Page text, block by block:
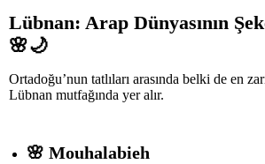
Lübnan: Arap Dünyasının
🌸🌙
Ortadoğu’nun tatlıları arasında belki de en
Lübnan mutfağında yer alır.
🌸 Mouhalabieh